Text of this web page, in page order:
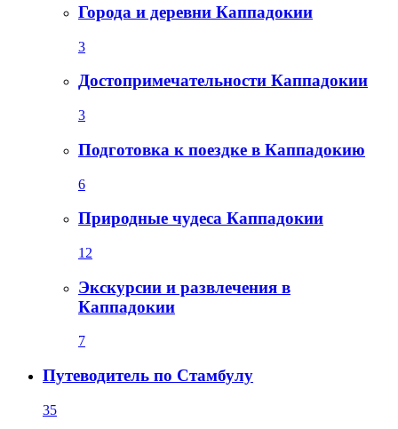
Города и деревни Каппадокии
3
Достопримечательности Каппадокии
3
Подготовка к поездке в Каппадокию
6
Природные чудеса Каппадокии
12
Экскурсии и развлечения в
Каппадокии
7
Путеводитель по Стамбулу
35